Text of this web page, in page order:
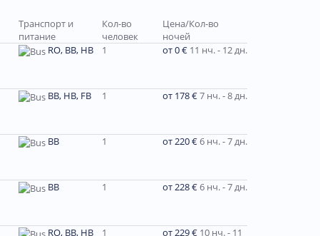
Транспорт и
питание
Кол-во
человек
Цена/Кол-во
ночей
RO, BB, HB 1 от 0 € 11 нч. - 12 дн.
BB, HB, FB 1 от 178 €7 нч. - 8 дн.
BB 1 от 220 €6 нч. - 7 дн.
BB 1 от 228 €6 нч. - 7 дн.
RO, BB, HB 1 от 229 € 10 нч. - 11